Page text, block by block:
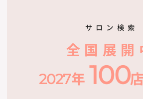
サロン検索
全国展開
2027年 100